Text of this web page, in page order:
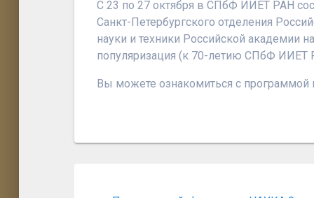
С 23 по 27 октября в СПбФ ИИЕТ РАН
Санкт-Петербургского отделения
науки и техники Российской академии
популяризация (к 70-летию СПбФ ИИЕТ
Вы можете ознакомиться с программой